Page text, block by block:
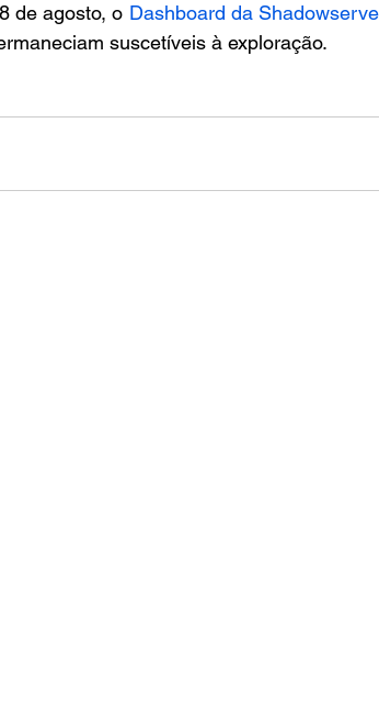
de agosto, o Dashboard da
suscetíveis à exploração.